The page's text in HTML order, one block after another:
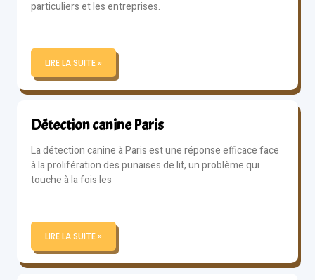
particuliers et les entreprises.
LIRE LA SUITE »
Détection canine Paris
La détection canine à Paris est une réponse efficace face
à la prolifération des punaises de lit, un problème qui
touche à la fois les
LIRE LA SUITE »